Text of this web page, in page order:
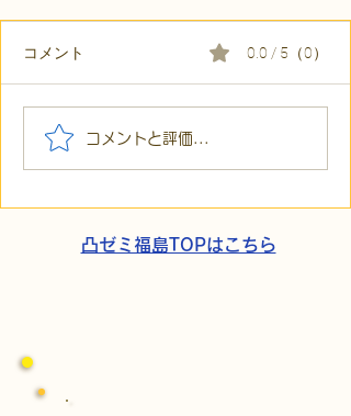
【代表ブログ】「目の前
の小石」と自立への伴
コメント 0.0 / 5（0）
コメントと評価...
凸ゼミ福島TOPはこちら